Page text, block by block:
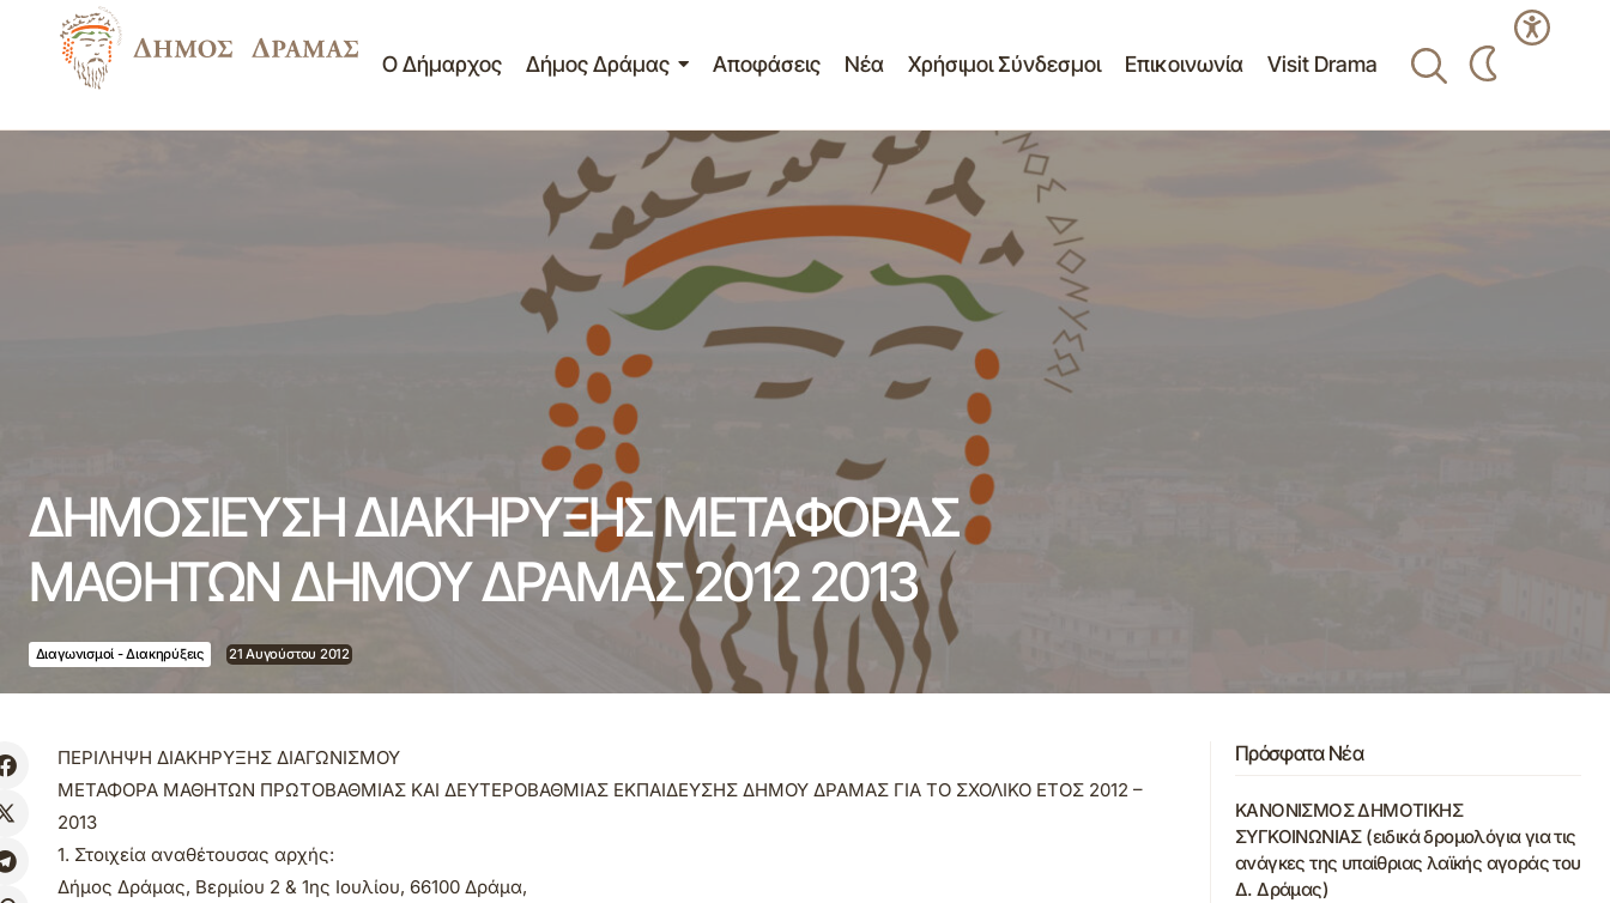
Ο Δήμαρχος Δήμος Δράμας Αποφάσεις Νέα Χρήσιμοι Σύνδεσμοι Επικοινωνία Visit Drama
ΔΗΜΟΣΙΕΥΣΗ ΔΙΑΚΗΡΥΞΗΣ ΜΕΤΑΦΟΡΑΣ ΜΑΘΗΤΩΝ ΔΗΜΟΥ ΔΡΑΜΑΣ
2012 2013
ΔΗΜΟΣΙΕΥΣΗ ΔΙΑΚΗΡΥΞΗΣ ΜΕΤΑΦΟΡΑΣ
ΜΑΘΗΤΩΝ ΔΗΜΟΥ ΔΡΑΜΑΣ 2012 2013
Διαγωνισμοί - Διακηρύξεις 21 Αυγούστου 2012
ΠΕΡΙΛΗΨΗ ΔΙΑΚΗΡΥΞΗΣ ΔΙΑΓΩΝΙΣΜΟΥ
ΜΕΤΑΦΟΡΑ ΜΑΘΗΤΩΝ ΠΡΩΤΟΒΑΘΜΙΑΣ ΚΑΙ ΔΕΥΤΕΡΟΒΑΘΜΙΑΣ ΕΚΠΑΙΔΕΥΣΗΣ ΔΗΜΟΥ ΔΡΑΜΑΣ ΓΙΑ ΤΟ ΣΧΟΛΙΚΟ ΕΤΟΣ 2012 –
2013
1. Στοιχεία αναθέτουσας αρχής:
Δήμος Δράμας, Βερμίου 2 & 1ης Ιουλίου, 66100 Δράμα,
Πρόσφατα Νέα
ΚΑΝΟΝΙΣΜΟΣ ΔΗΜΟΤΙΚΗΣ
ΣΥΓΚΟΙΝΩΝΙΑΣ (ειδικά δρομολόγια για τις
ανάγκες της υπαίθριας λαϊκής αγοράς του
Δ. Δράμας)